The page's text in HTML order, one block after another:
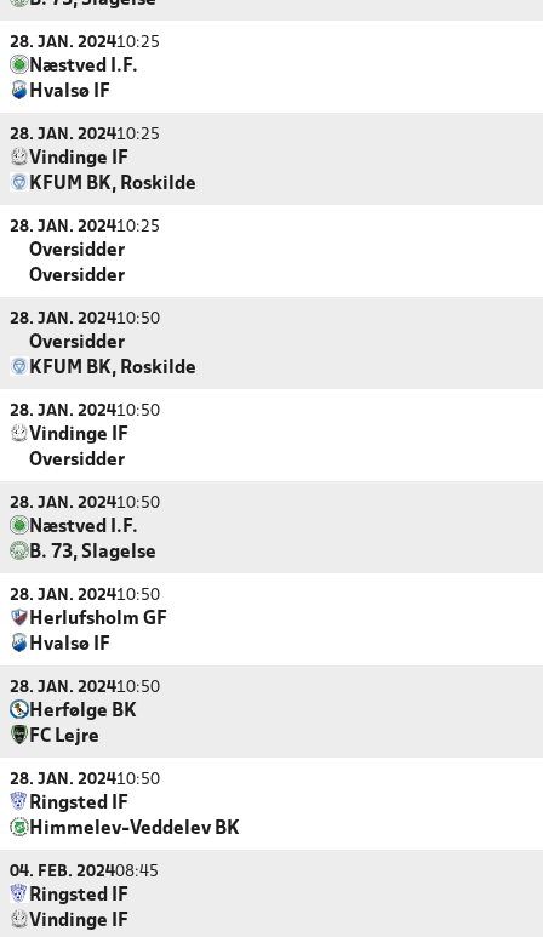
28. JAN. 202410:25
Næstved I.F.
Hvalsø IF
28. JAN. 202410:25
Vindinge IF
KFUM BK, Roskilde
28. JAN. 202410:25
Oversidder
Oversidder
28. JAN. 202410:50
Oversidder
KFUM BK, Roskilde
28. JAN. 202410:50
Vindinge IF
Oversidder
28. JAN. 202410:50
Næstved I.F.
B. 73, Slagelse
28. JAN. 202410:50
Herlufsholm GF
Hvalsø IF
28. JAN. 202410:50
Herfølge BK
FC Lejre
28. JAN. 202410:50
Ringsted IF
Himmelev-Veddelev BK
04. FEB. 202408:45
Ringsted IF
Vindinge IF